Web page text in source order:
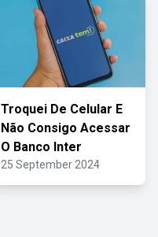
Troquei De Celular E
Não Consigo Acessar
O Banco Inter
25 September 2024